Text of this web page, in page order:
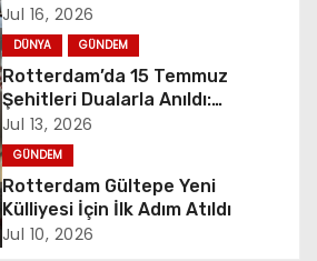
Jul 16, 2026
DÜNYA GÜNDEM
Rotterdam’da 15 Temmuz
Şehitleri Dualarla Anıldı:
“Demokrasiye Sahip Çıkmanın
Sembolü”
Jul 13, 2026
GÜNDEM
Rotterdam Gültepe Yeni
Külliyesi İçin İlk Adım Atıldı
Jul 10, 2026